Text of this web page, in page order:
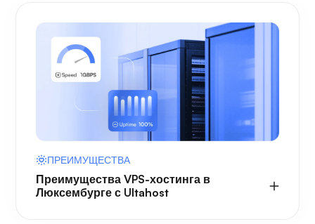
ПРЕИМУЩЕСТВА
Преимущества VPS-хостинга в
Люксембурге с Ultahost